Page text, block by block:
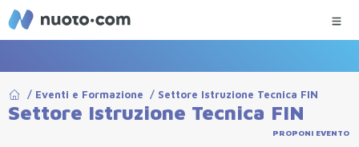
/ Eventi e Formazione / Settore Istruzione Tecnica FIN
Settore Istruzione Tecnica FIN
PROPONI EVENTO